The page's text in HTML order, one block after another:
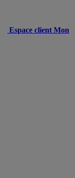
Espace client Mon